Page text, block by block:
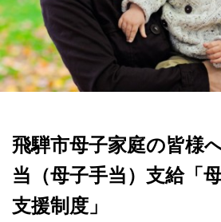
飛騨市母子家庭の皆様
当（母子手当）支給「
支援制度」